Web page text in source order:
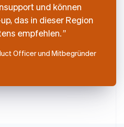
und können
das in dieser Region
empfehlen.
Officer und Mitbegründer